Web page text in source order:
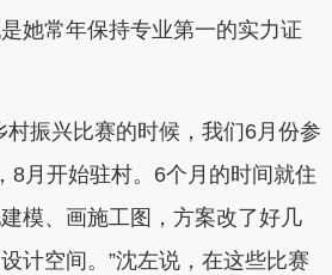
她常年保持专业第一的实力证
村振兴比赛的时候，我们6月份参
8月开始驻村。6个月的时间就住
模、画施工图，方案改了好几
计空间。”沈左说，在这些比赛